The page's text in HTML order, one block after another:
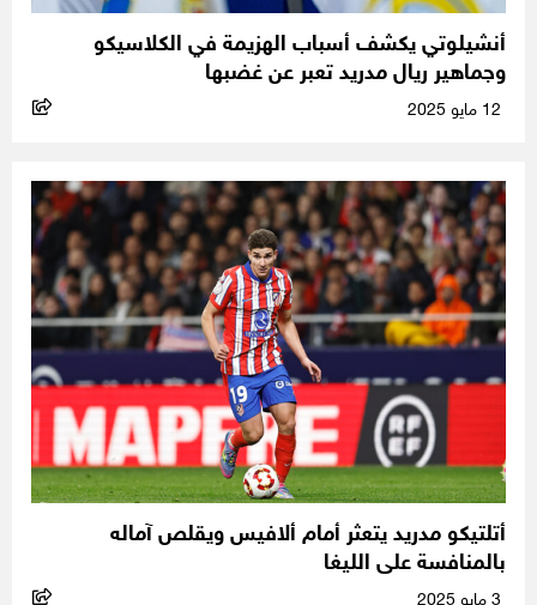
أنشيلوتي يكشف أسباب الهزيمة في الكلاسيكو
وجماهير ريال مدريد تعبر عن غضبها
أتلتيكو مدريد يتعثر أمام ألافيس ويقلص آماله
بالمنافسة على الليغا